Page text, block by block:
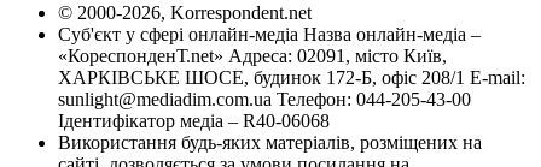
© 2000-2026, Korrespondent.net
Суб'єкт у сфері онлайн-медіа Назва онлайн-медіа –
«КореспонденТ.net» Адреса: 02091, місто Київ,
ХАРКІВСЬКЕ ШОСЕ, будинок 172-Б, офіс 208/1 E-mail:
sunlight@mediadim.com.ua Телефон: 044-205-43-00
Ідентифікатор медіа – R40-06068
Використання будь-яких матеріалів, розміщених на